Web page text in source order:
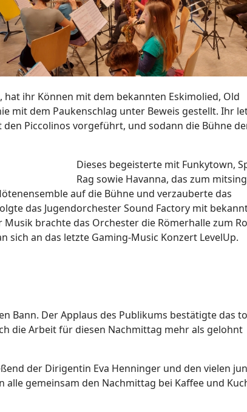
ihr Können mit dem bekannten Eskimolied, Old
mit dem Paukenschlag unter Beweis gestellt. Ihr
Piccolinos vorgeführt, und sodann die Bühne
Dieses begeisterte mit Funkytown,
Rag sowie Havanna, das zum
auf die Bühne und verzauberte das
das Jugendorchester Sound Factory mit
brachte das Orchester die Römerhalle zum
an das letzte Gaming-Music Konzert LevelUp.
Bann. Der Applaus des Publikums bestätigte das
die Arbeit für diesen Nachmittag mehr als gelohnt
der Dirigentin Eva Henninger und den vielen
gemeinsam den Nachmittag bei Kaffee und